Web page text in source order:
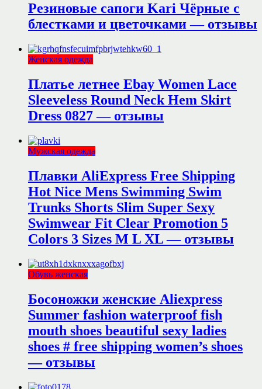
Резиновые сапоги Kari Чёрные с
блестками и цветочками — отзывы
Женская одежда
Платье летнее Ebay Women Lace
Sleeveless Round Neck Hem Skirt
Dress 0827 — отзывы
Мужская одежда
Плавки AliExpress Free Shipping
Hot Nice Mens Swimming Swim
Trunks Shorts Slim Super Sexy
Swimwear Fit Clear Promotion 5
Colors 3 Sizes M L XL — отзывы
Обувь женская
Босоножки женские Aliexpress
Summer fashion waterproof fish
mouth shoes beautiful sexy ladies
shoes # free shipping women’s shoes
— отзывы